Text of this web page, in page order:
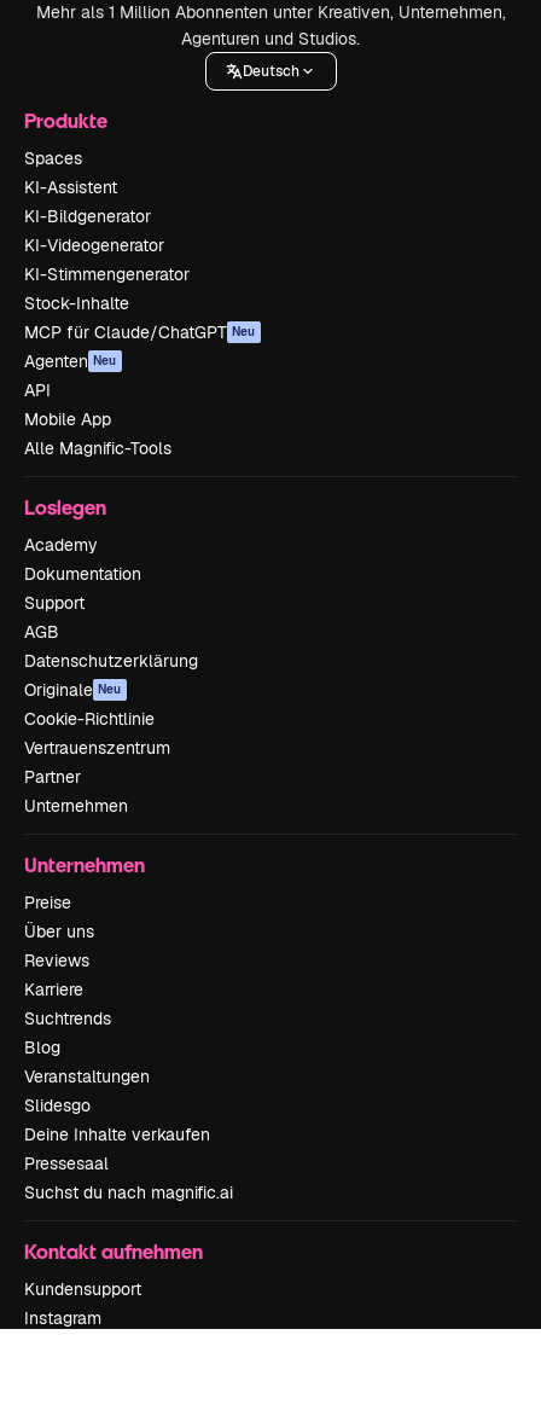
Mehr als 1 Million Abonnenten unter Kreativen, Unternehmen,
Agenturen und Studios.
Deutsch
Produkte
Spaces
KI-Assistent
KI-Bildgenerator
KI-Videogenerator
KI-Stimmengenerator
Stock-Inhalte
MCP für Claude/ChatGPT Neu
Agenten Neu
API
Mobile App
Alle Magnific-Tools
Loslegen
Academy
Dokumentation
Support
AGB
Datenschutzerklärung
Originale Neu
Cookie-Richtlinie
Vertrauenszentrum
Partner
Unternehmen
Unternehmen
Preise
Über uns
Reviews
Karriere
Suchtrends
Blog
Veranstaltungen
Slidesgo
Deine Inhalte verkaufen
Pressesaal
Suchst du nach magnific.ai
Kontakt aufnehmen
Kundensupport
Instagram